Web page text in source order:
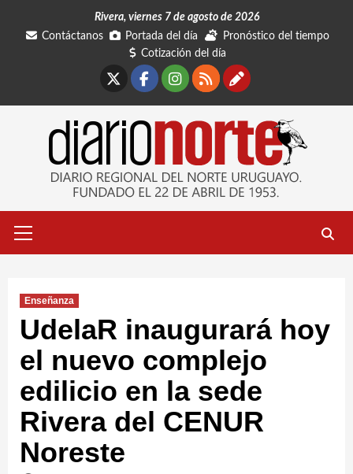
Rivera, viernes 7 de agosto de 2026
Contáctanos
Portada del día
Pronóstico del tiempo
Cotización del día
Facebook
Instagram
RSSContáctanos
primario
Enseñanza
UdelaR inaugurará hoy
el nuevo complejo
edilicio en la sede
Rivera del CENUR
Noreste